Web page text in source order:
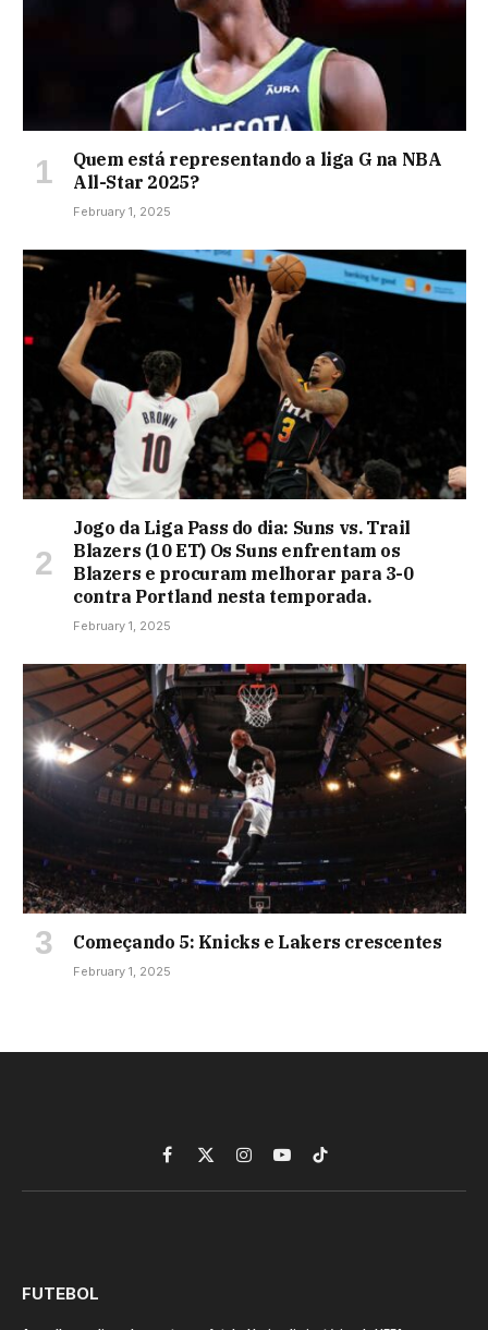
Quem está representando a liga G na NBA
All-Star 2025?
February 1, 2025
Jogo da Liga Pass do dia: Suns vs. Trail
Blazers (10 ET) Os Suns enfrentam os
Blazers e procuram melhorar para 3-0
contra Portland nesta temporada.
February 1, 2025
Começando 5: Knicks e Lakers crescentes
February 1, 2025
Facebook
X
(Twitter)
InstagramYouTubeTikTok
FUTEBOL